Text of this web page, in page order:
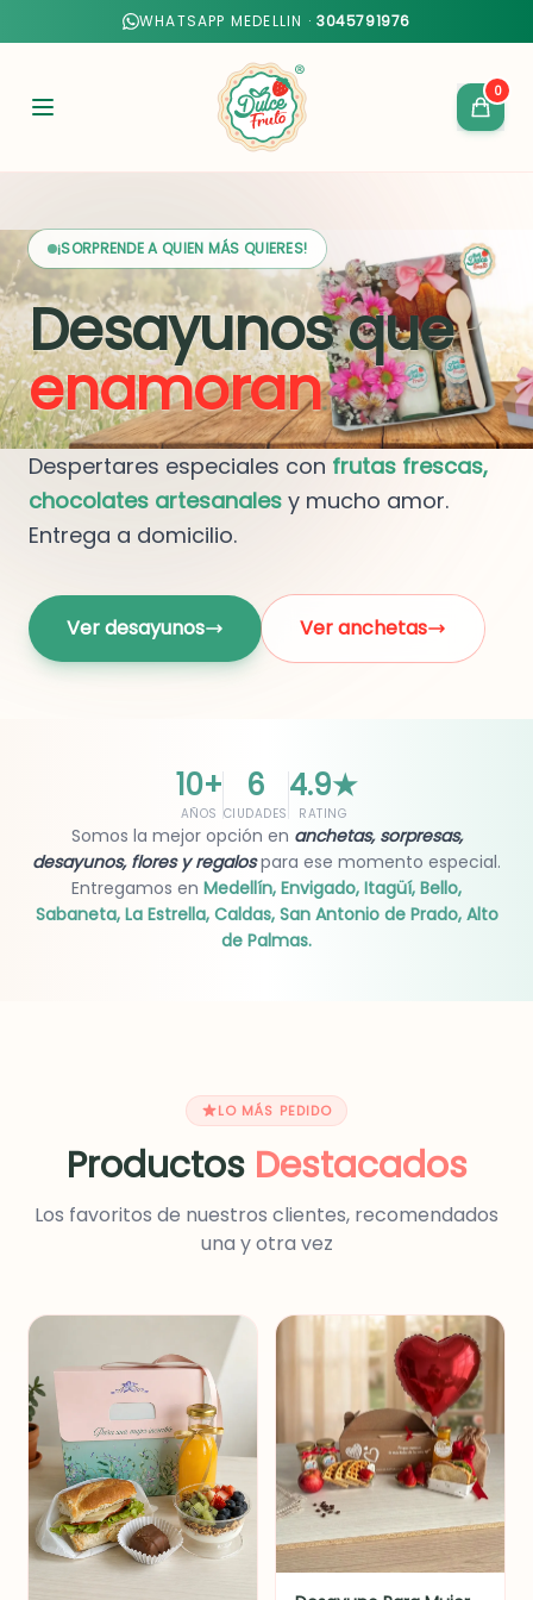
WHATSAPP MEDELLIN · 3045791976
0
¡SORPRENDE A QUIEN MÁS QUIERES!
Desayunos que
enamoran
Despertares especiales con frutas frescas,
chocolates artesanales y mucho amor.
Entrega a domicilio.
Ver desayunos Ver anchetas
10+
AÑOS
6
CIUDADES
4.9★
RATING
Somos la mejor opción en anchetas, sorpresas,
desayunos, flores y regalospara ese momento especial.
Entregamos en Medellín, Envigado, Itagüí, Bello,
Sabaneta, La Estrella, Caldas, San Antonio de Prado, Alto
de Palmas.
LO MÁS PEDIDO
Productos Destacados
Los favoritos de nuestros clientes, recomendados
una y otra vez